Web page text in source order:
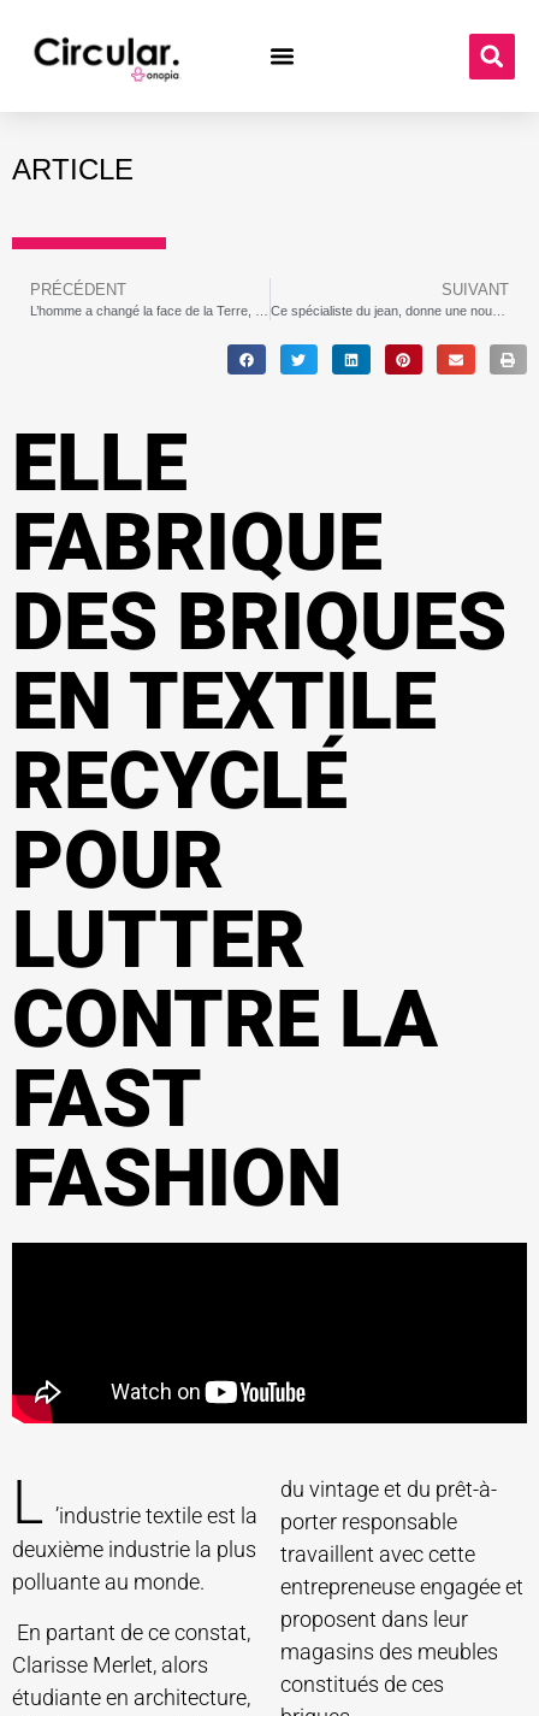
ARTICLE
PRÉCÉDENT SUIVANT
Ce spécialiste du jean, donne une nouvelle vie à vos denim
ELLE
FABRIQUE
DES BRIQUES
EN TEXTILE
RECYCLÉ
POUR
LUTTER
CONTRE LA
FAST
FASHION
L ’industrie textile est la
deuxième industrie la plus
polluante au monde.
En partant de ce constat,
Clarisse Merlet, alors
étudiante en architecture,
du vintage et du prêt-à-
porter responsable
travaillent avec cette
entrepreneuse engagée et
proposent dans leur
magasins des meubles
constitués de ces